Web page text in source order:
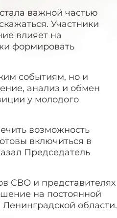
важной частью
Участники
влияет на
формировать
событиям, но и
анализ и обмен
у молодого
возможность
включиться в
Председатель
СВО и представителях
на постоянной
области.